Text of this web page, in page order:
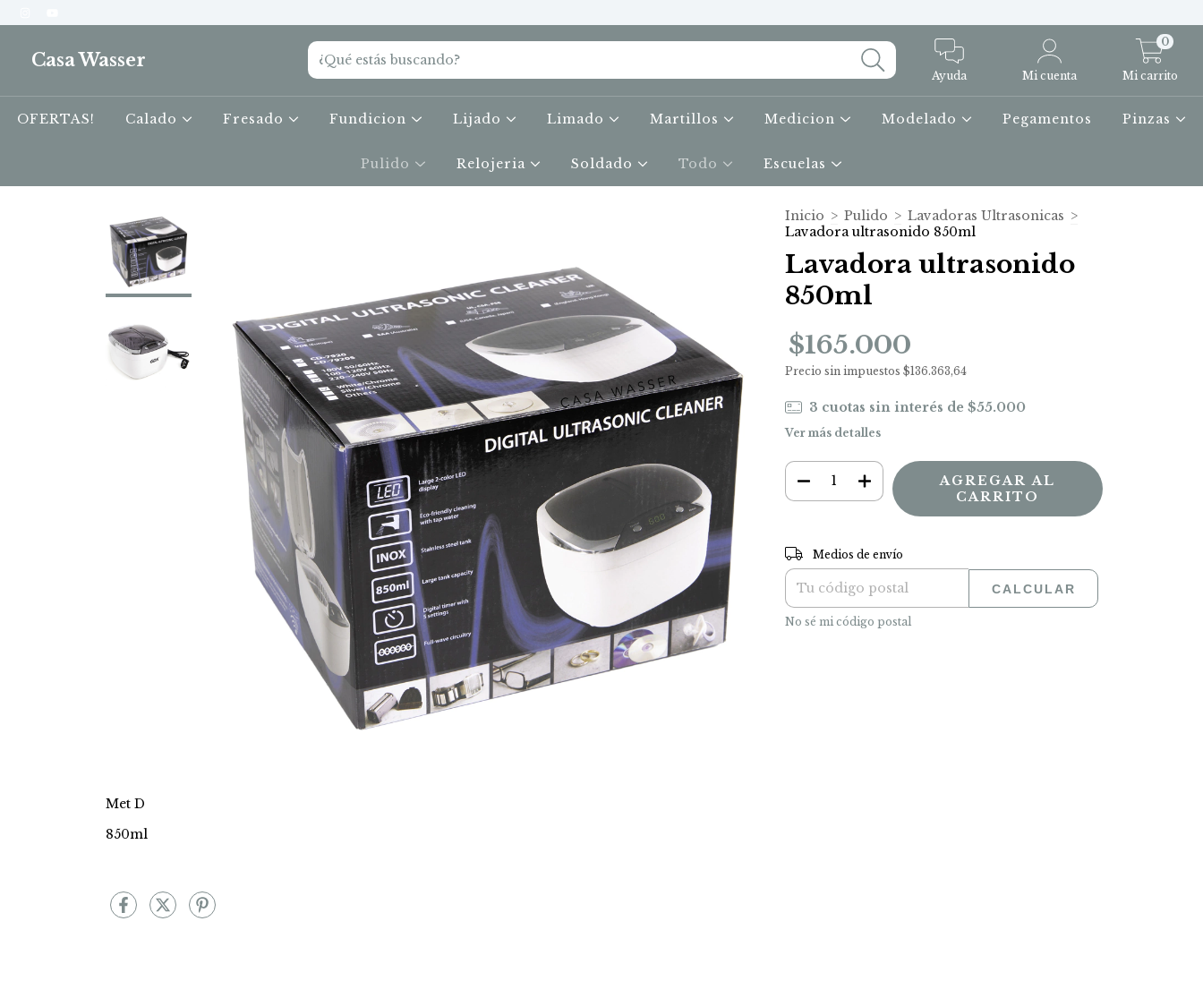
Casa Wasser
Ayuda Mi cuenta Mi carrito
0
OFERTAS! Calado Fresado Fundicion Lijado Limado Martillos Medicion Modelado Pegamentos Pinzas
Pulido Relojeria Soldado Todo Escuelas
Met D
850ml
Inicio > Pulido > Lavadoras Ultrasonicas >
Lavadora ultrasonido 850ml
Lavadora ultrasonido
850ml
$165.000
Precio sin impuestos $136.363,64
3 cuotas sin interés de $55.000
Ver más detalles
Entregas para el CP:
Medios de envío
CALCULAR
No sé mi código postal